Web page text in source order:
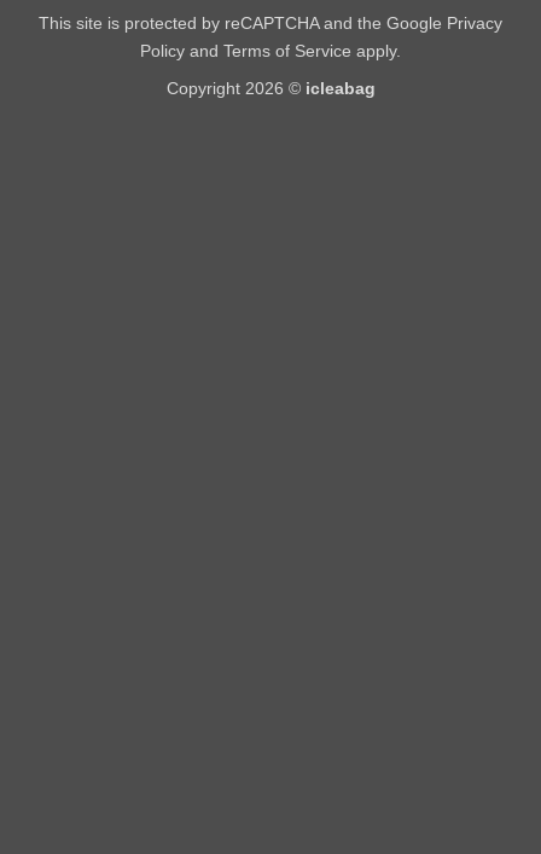
This site is protected by reCAPTCHA and the Google Privacy
Policy and Terms of Service apply.
Copyright 2026 © icleabag